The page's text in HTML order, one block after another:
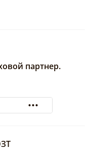
партнер.